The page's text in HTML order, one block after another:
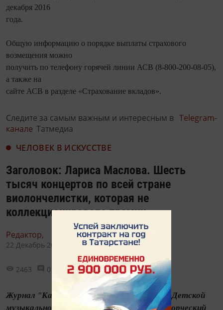
декабря 2016
года.
Общую информацию о порядке выплаты страхового
возмещения можно
получить по телефону горячей линии АСВ (8-800-200-08-05),
а также на
сайте АСВ в разделе «Страхование вкладов».
Следите за самым важным и интересным в Telegram-
канале Татмедиа
ЧЕЛОВЕК В ИСКУССТВЕ
Заголовок: Лариса Маслова. Шесть
тысяч концертов по всей стране
виолончелистки, которая не
коллекционировала премии
Редактор,
22 Декабрь 2016 - 11:40
2463 0 0
Журнал "Казань", № 12, 2016 25 октября в Детской
музыкальной школе № 5 Казани прошёл творческий